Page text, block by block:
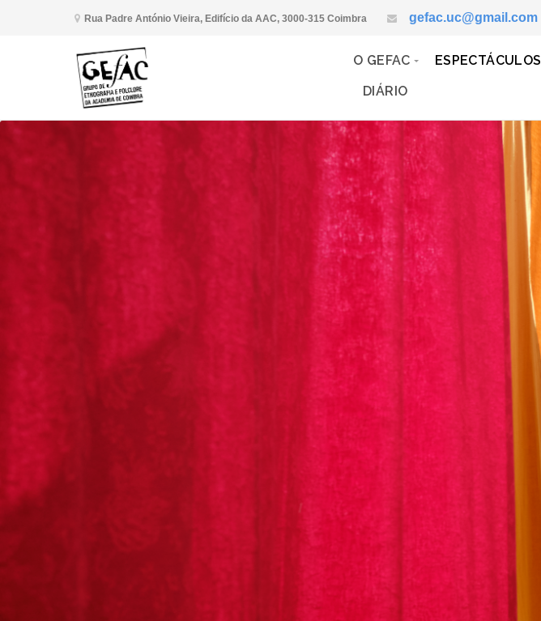
Rua Padre António Vieira, Edifício da AAC, 3000-315 Coimbra gefac.uc@gmail.com
O GEFAC ESPECTÁCULOS
DIÁRIO